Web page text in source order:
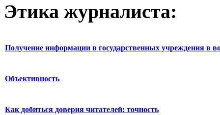
Этика журналиста:
Получение информации в государственных учреждения в
Объективность
Как добиться доверия читателей: точность